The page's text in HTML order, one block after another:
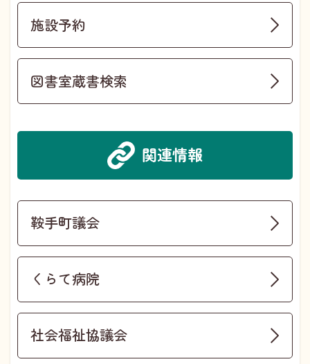
施設予約
図書室蔵書検索
関連情報
鞍手町議会
くらて病院
社会福祉協議会